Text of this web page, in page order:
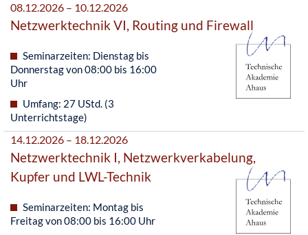
08.12.2026 – 10.12.2026
Netzwerktechnik VI, Routing und Firewall
Seminarzeiten: Dienstag bis
Donnerstag von 08:00 bis 16:00
Uhr
Umfang: 27 UStd. (3
Unterrichtstage)
14.12.2026 – 18.12.2026
Netzwerktechnik I, Netzwerkverkabelung,
Kupfer und LWL-Technik
Seminarzeiten: Montag bis
Freitag von 08:00 bis 16:00 Uhr